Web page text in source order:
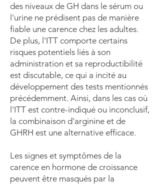
des niveaux de GH dans le sérum ou
l'urine ne prédisent pas de manière
fiable une carence chez les adultes.
De plus, l'ITT comporte certains
risques potentiels liés à son
administration et sa reproductibilité
est discutable, ce qui a incité au
développement des tests mentionnés
précédemment. Ainsi, dans les cas où
l'ITT est contre-indiqué ou inconclusif,
la combinaison d'arginine et de
GHRH est une alternative efficace.
Les signes et symptômes de la
carence en hormone de croissance
peuvent être masqués par la